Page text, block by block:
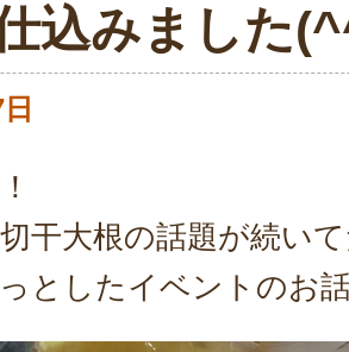
込みました
干大根の話題が続い
としたイベントのお